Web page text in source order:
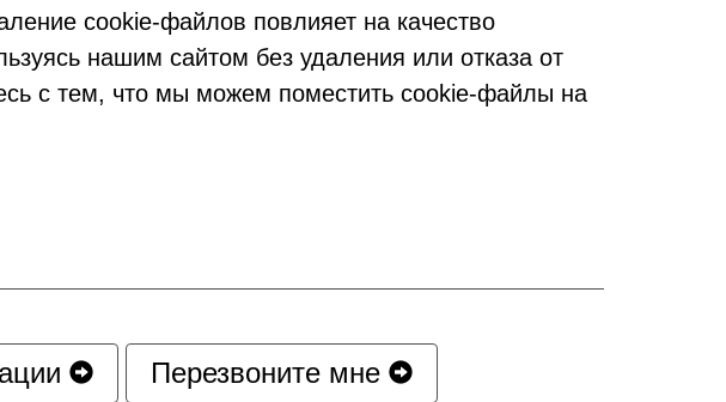
cookie-файлов повлияет на качество
нашим сайтом без удаления или отказа от
с тем, что мы можем поместить cookie-файлы на
Перезвоните мне